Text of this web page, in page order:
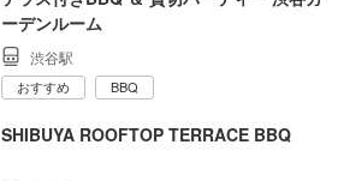
ーデンルーム
渋谷駅
おすすめ BBQ
SHIBUYA ROOFTOP TERRACE BBQ